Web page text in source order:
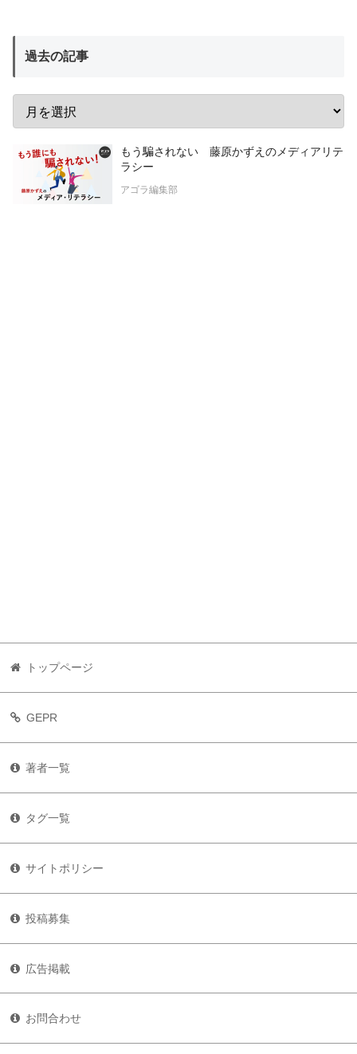
過去の記事
もう騙されない 藤原かずえのメディアリテ
ラシー
アゴラ編集部
トップページ
GEPR
著者一覧
タグ一覧
サイトポリシー
投稿募集
広告掲載
お問合わせ